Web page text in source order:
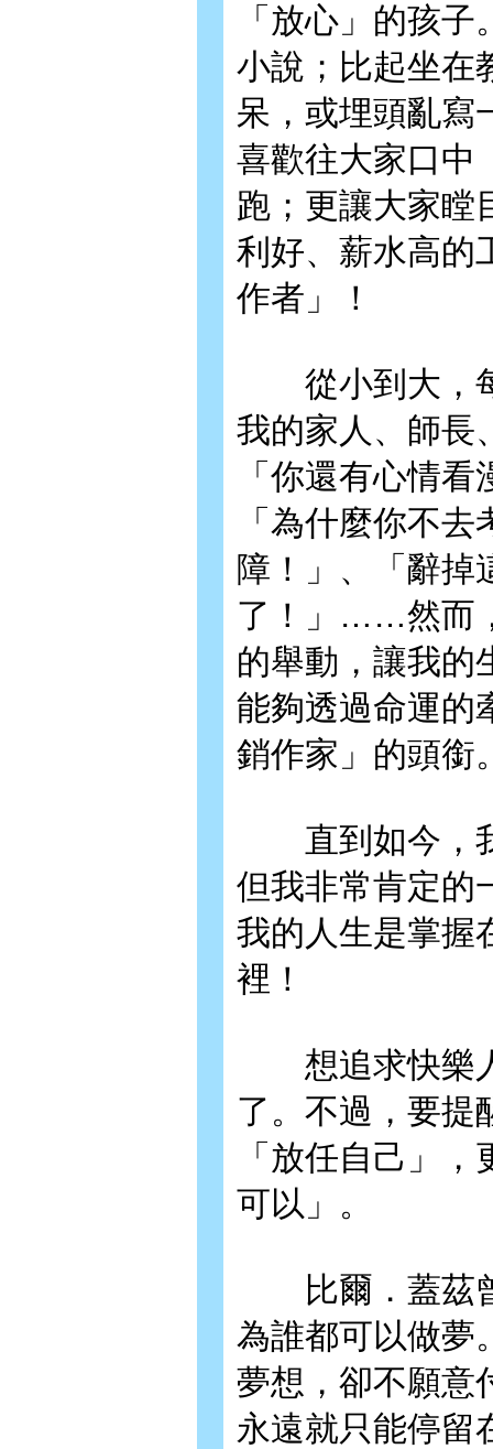
「放心」的孩
小說；比起坐在
呆，或埋頭亂
喜歡往大家口中
跑；更讓大家瞠
利好、薪水高的
作者」！
從小到大，每
我的家人、師長
「你還有心情
「為什麼你不
障！」、「辭掉
了！」……然而
的舉動，讓我的
能夠透過命運的
銷作家」的頭銜
直到如今，我
但我非常肯定的
我的人生是掌握
裡！
想追求快樂人
了。不過，要提
「放任自己」
可以」。
比爾．蓋茲曾
為誰都可以做夢
夢想，卻不願意
永遠就只能停留